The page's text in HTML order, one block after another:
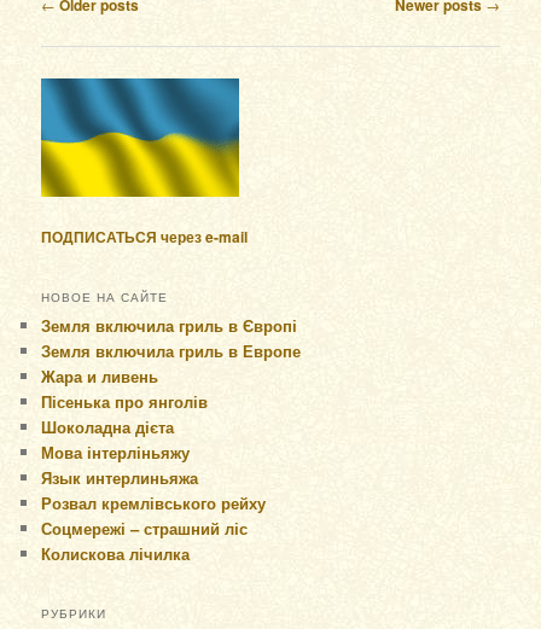
Older posts Newer posts
ПОДПИСАТЬСЯ через e-mail
НОВОЕ НА САЙТЕ
Земля включила гриль в Європі
Земля включила гриль в Европе
Жара и ливень
Пісенька про янголів
Шоколадна дієта
Мова інтерліньяжу
Язык интерлиньяжа
Розвал кремлівського рейху
Соцмережі – страшний ліс
Колискова лічилка
РУБРИКИ